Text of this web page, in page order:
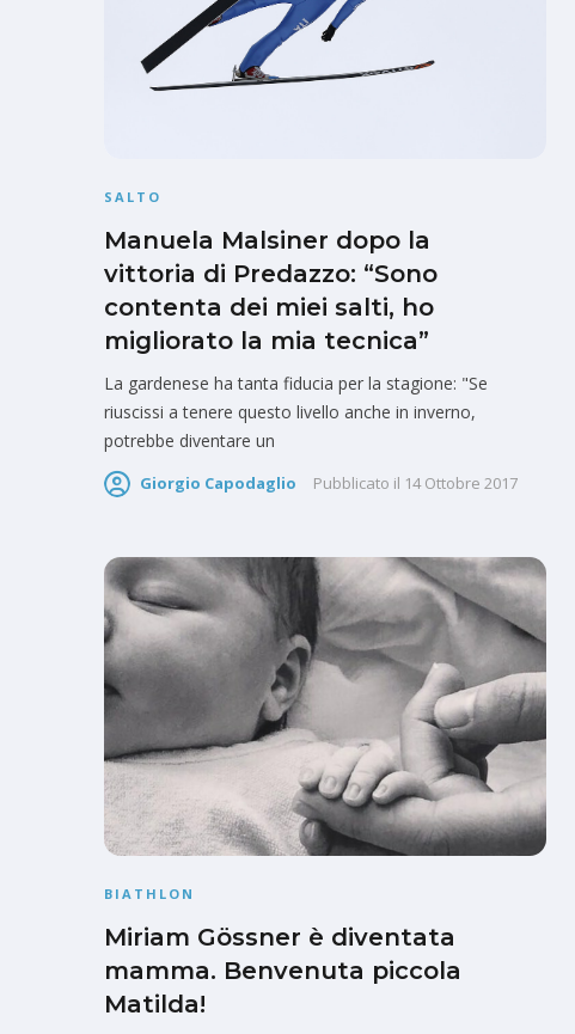
SALTO
Manuela Malsiner dopo la
vittoria di Predazzo: “Sono
contenta dei miei salti, ho
migliorato la mia tecnica”
La gardenese ha tanta fiducia per la stagione: "Se
riuscissi a tenere questo livello anche in inverno,
potrebbe diventare un
Giorgio Capodaglio Pubblicato il 14 Ottobre 2017
BIATHLON
Miriam Gössner è diventata
mamma. Benvenuta piccola
Matilda!